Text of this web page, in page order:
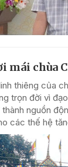
mái chùa
thiêng của
trọn đời vì
nguồn
các thế hệ